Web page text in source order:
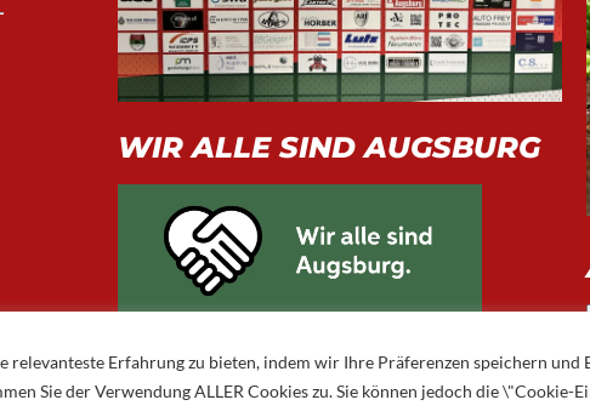
Erfahrung zu bieten, indem wir Ihre Präferenzen speichern und
Sie der Verwendung ALLER Cookies zu. Sie können jedoch die \"Cookie-
WIR ALLE SIND AUGSBURG